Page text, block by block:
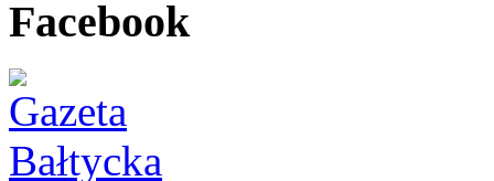
Facebook